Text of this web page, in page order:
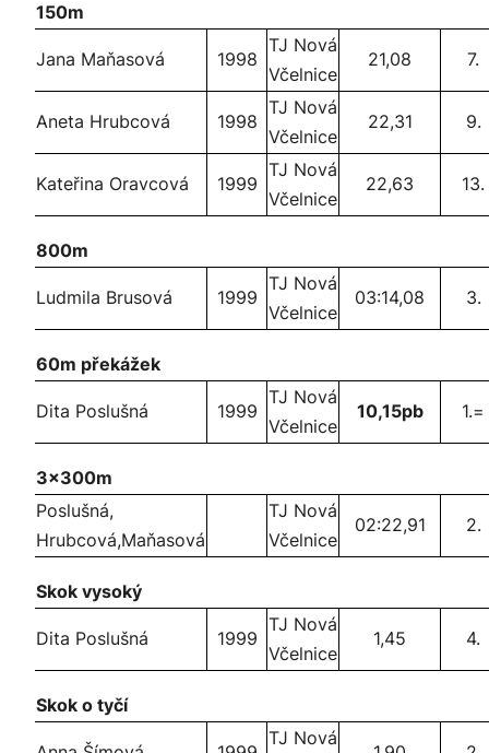
150m
Jana Maňasová 1998
TJ Nová
Včelnice
21,08 7.
Aneta Hrubcová 1998
TJ Nová
Včelnice
22,31 9.
Kateřina Oravcová 1999
TJ Nová
Včelnice
22,63 13.
800m
Ludmila Brusová 1999
TJ Nová
Včelnice
03:14,08 3.
60m překážek
Dita Poslušná 1999
TJ Nová
Včelnice
10,15pb 1.=
3x300m
Poslušná,
Hrubcová,Maňasová
TJ Nová
Včelnice
02:22,91 2.
Skok vysoký
Dita Poslušná 1999
TJ Nová
Včelnice
1,45 4.
Skok o tyčí
TJ Nová